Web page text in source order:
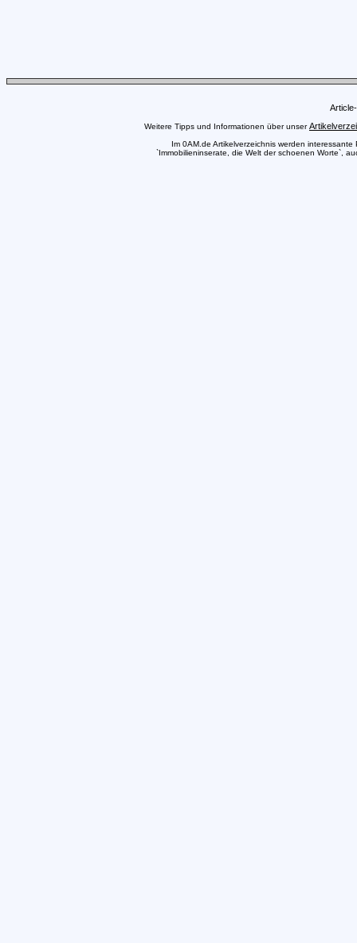
Weitere Tipps und Informationen über unser
Im 0AM.de Artikelverzeichnis werden
`Immobilieninserate, die Welt der schoenen Worte`,